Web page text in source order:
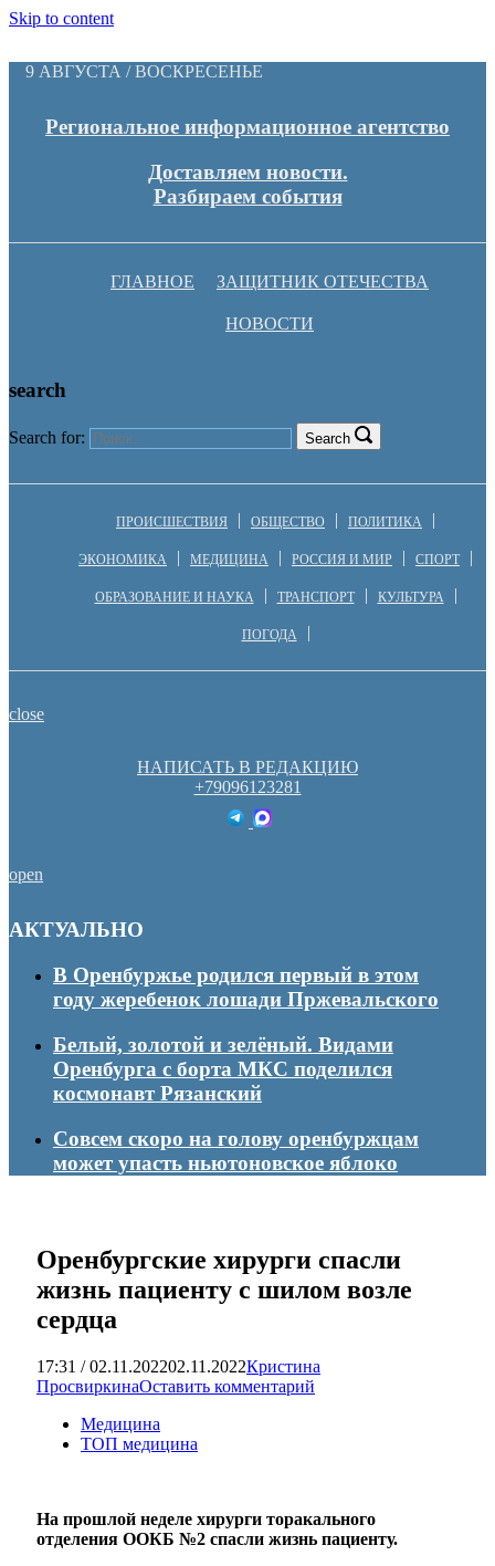
Skip to content
9 АВГУСТА / ВОСКРЕСЕНЬЕ
Региональное информационное агентство
Доставляем новости.
Разбираем события
ГЛАВНОЕ ЗАЩИТНИК ОТЕЧЕСТВА
НОВОСТИ
search
Search for: Search
ПРОИСШЕСТВИЯ ОБЩЕСТВО ПОЛИТИКА
ЭКОНОМИКА МЕДИЦИНА РОССИЯ И МИР СПОРТ
ОБРАЗОВАНИЕ И НАУКА ТРАНСПОРТ КУЛЬТУРА
ПОГОДА
close
НАПИСАТЬ В РЕДАКЦИЮ
+79096123281
open
АКТУАЛЬНО
В Оренбуржье родился первый в этом
году жеребенок лошади Пржевальского
Белый, золотой и зелёный. Видами
Оренбурга с борта МКС поделился
космонавт Рязанский
Совсем скоро на голову оренбуржцам
может упасть ньютоновское яблоко
Оренбургские хирурги спасли
жизнь пациенту с шилом возле
сердца
17:31 / 02.11.202202.11.2022Кристина
ПросвиркинаОставить комментарий
Медицина
ТОП медицина
На прошлой неделе хирурги торакального
отделения ООКБ №2 спасли жизнь пациенту.